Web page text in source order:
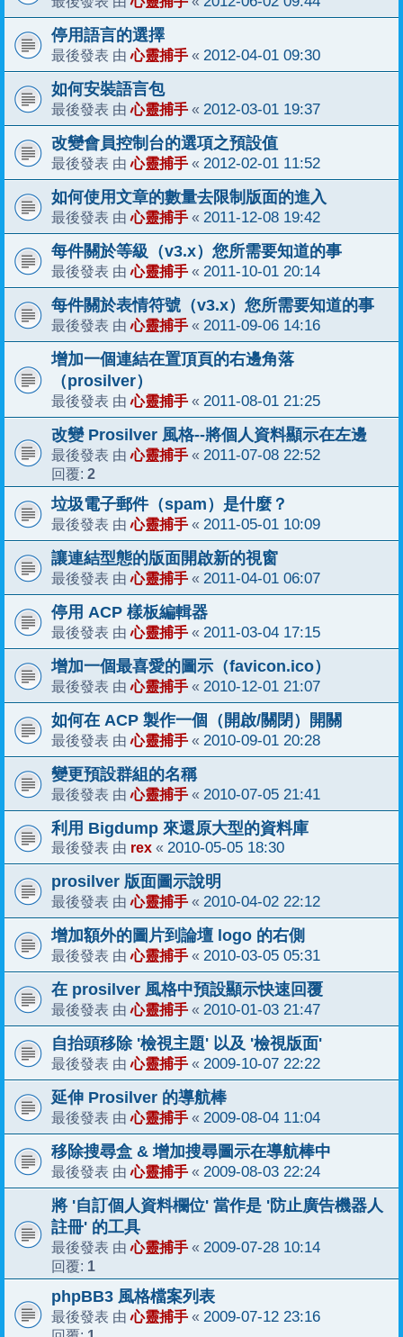
停用語言的選擇
最後發表 由心靈捕手 « 2012-04-01 09:30
如何安裝語言包
最後發表 由心靈捕手 « 2012-03-01 19:37
改變會員控制台的選項之預設值
最後發表 由心靈捕手 « 2012-02-01 11:52
如何使用文章的數量去限制版面的進入
最後發表 由心靈捕手 « 2011-12-08 19:42
每件關於等級（v3.x）您所需要知道的事
最後發表 由心靈捕手 « 2011-10-01 20:14
每件關於表情符號（v3.x）您所需要知道的事
最後發表 由心靈捕手 « 2011-09-06 14:16
增加一個連結在置頂頁的右邊角落
（prosilver）
最後發表 由心靈捕手 « 2011-08-01 21:25
改變 Prosilver 風格--將個人資料顯示在左邊
最後發表 由心靈捕手 « 2011-07-08 22:52
回覆: 2
垃圾電子郵件（spam）是什麼？
最後發表 由心靈捕手 « 2011-05-01 10:09
讓連結型態的版面開啟新的視窗
最後發表 由心靈捕手 « 2011-04-01 06:07
停用 ACP 樣板編輯器
最後發表 由心靈捕手 « 2011-03-04 17:15
增加一個最喜愛的圖示（favicon.ico）
最後發表 由心靈捕手 « 2010-12-01 21:07
如何在 ACP 製作一個（開啟/關閉）開關
最後發表 由心靈捕手 « 2010-09-01 20:28
變更預設群組的名稱
最後發表 由心靈捕手 « 2010-07-05 21:41
利用 Bigdump 來還原大型的資料庫
最後發表 由 rex « 2010-05-05 18:30
prosilver 版面圖示說明
最後發表 由心靈捕手 « 2010-04-02 22:12
增加額外的圖片到論壇 logo 的右側
最後發表 由心靈捕手 « 2010-03-05 05:31
在 prosilver 風格中預設顯示快速回覆
最後發表 由心靈捕手 « 2010-01-03 21:47
自抬頭移除 '檢視主題' 以及 '檢視版面'
最後發表 由心靈捕手 « 2009-10-07 22:22
延伸 Prosilver 的導航棒
最後發表 由心靈捕手 « 2009-08-04 11:04
移除搜尋盒 & 增加搜尋圖示在導航棒中
最後發表 由心靈捕手 « 2009-08-03 22:24
將 '自訂個人資料欄位' 當作是 '防止廣告機器人
註冊' 的工具
最後發表 由心靈捕手 « 2009-07-28 10:14
回覆: 1
phpBB3 風格檔案列表
最後發表 由心靈捕手 « 2009-07-12 23:16